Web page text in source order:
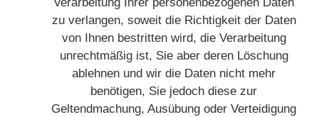
Verarbeitung Ihrer personenbezogenen Daten
zu verlangen, soweit die Richtigkeit der Daten
von Ihnen bestritten wird, die Verarbeitung
unrechtmäßig ist, Sie aber deren Löschung
ablehnen und wir die Daten nicht mehr
benötigen, Sie jedoch diese zur
Geltendmachung, Ausübung oder Verteidigung